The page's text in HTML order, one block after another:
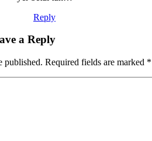
Reply
a Reply
published. Required fields are marked *